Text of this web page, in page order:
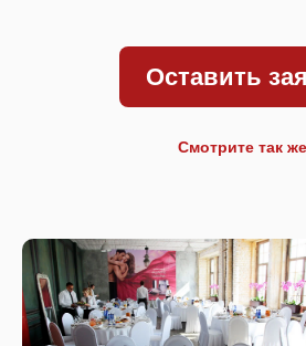
Оставить
Смотрите так